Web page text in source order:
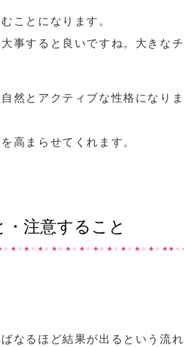
ことになります。
事すると良いですね。大きなチ
然とアクティブな性格になりま
を高まらせてくれます。
注意すること
なるほど結果が出るという流れ